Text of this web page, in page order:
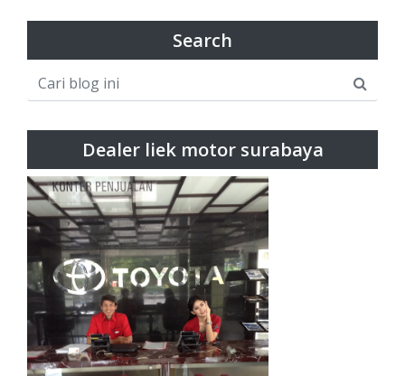
Search
Dealer liek motor surabaya